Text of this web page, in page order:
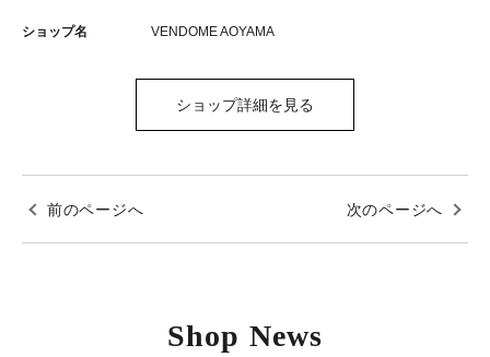
ショップ名 VENDOME AOYAMA
ショップ詳細を見る
前のページへ 次のページへ
Shop News